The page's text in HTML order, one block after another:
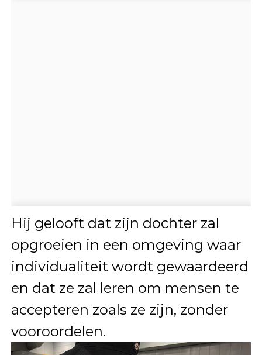
Hij gelooft dat zijn dochter zal
opgroeien in een omgeving waar
individualiteit wordt gewaardeerd
en dat ze zal leren om mensen te
accepteren zoals ze zijn, zonder
vooroordelen.